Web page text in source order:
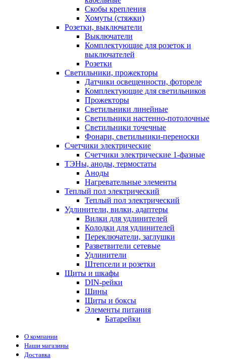
Скобы крепления
Хомуты (стяжки)
Розетки, выключатели
Выключатели
Комплектующие для розеток и
выключателей
Розетки
Светильники, прожекторы
Датчики освещенности, фотореле
Комплектующие для светильников
Прожекторы
Светильники линейные
Светильники настенно-потолочные
Светильники точечные
Фонари, светильники-переноски
Счетчики электрические
Счетчики электрические 1-фазные
ТЭНы, аноды, термостаты
Аноды
Нагревательные элементы
Теплый пол электрический
Теплый пол электрический
Удлинители, вилки, адаптеры
Вилки для удлинителей
Колодки для удлинителей
Переключатели, заглушки
Разветвители сетевые
Удлинители
Штепсели и розетки
Щиты и шкафы
DIN-рейки
Шины
Щиты и боксы
Элементы питания
Батарейки
О компании
Наши магазины
Доставка